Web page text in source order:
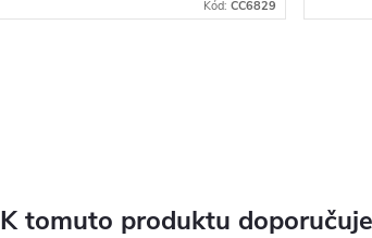
Kód: CC6829
K tomuto produktu